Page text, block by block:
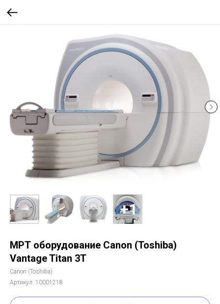
МРТ оборудование Canon (Toshiba)
Vantage Titan 3T
Canon (Toshiba)
Артикул: 10001218